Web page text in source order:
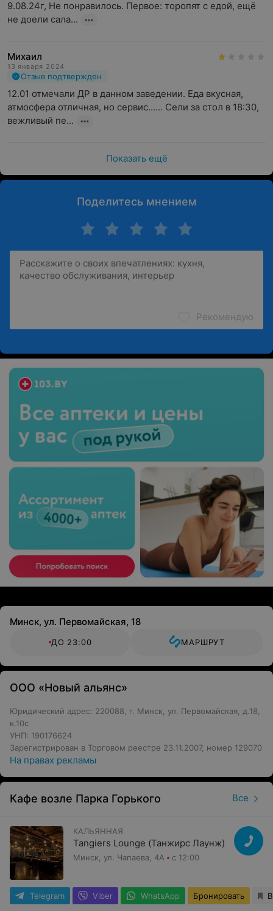
9.08.24г, Не понравилось. Первое: торопят с едой, ещё
не доели сала...
Михаил
13 января 2024
Отзыв подтвержден
12.01 отмечали ДР в данном заведении. Еда вкусная,
атмосфера отличная, но сервис...... Сели за стол в 18:30,
вежливый пе...
Показать ещё
Поделитесь мнением
Рекомендую
Минск, ул. Первомайская, 18
ДО 23:00 МАРШРУТ
ООО «Новый альянс»
Юридический адрес: 220088, г. Минск, ул. Первомайская, д.18,
к.10с
УНП: 190176624
Зарегистрирован в Торговом реестре 23.11.2007, номер 129070
На правах рекламы
Кафе возле Парка Горького Все
КАЛЬЯННАЯ
Tangiers Lounge (Танжирс Лаунж)
Минск, ул. Чапаева, 4А с 12:00
Telegram Viber WhatsApp Бронировать